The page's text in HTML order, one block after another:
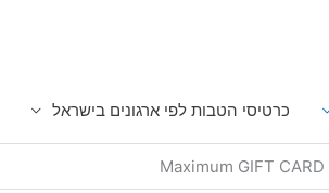
כרטיסי הטבות לפי ארגונים בישראל